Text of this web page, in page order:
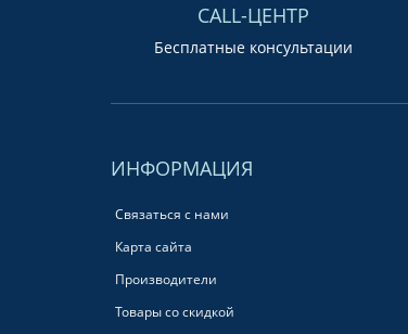
CALL-ЦЕНТР
Бесплатные консультации
ИНФОРМАЦИЯ
Связаться с нами
Карта сайта
Производители
Товары со скидкой